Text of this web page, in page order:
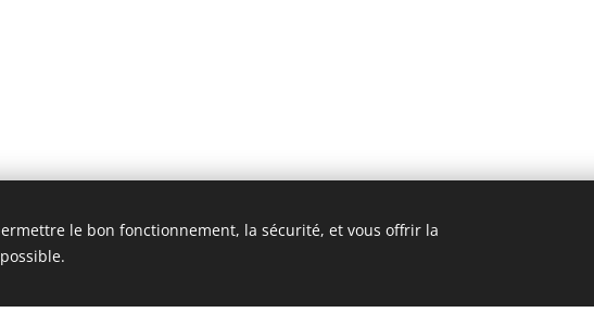
Via dei Penitenzieri 19 -00193 ROMA
le bon fonctionnement, la sécurité, et vous offrir la